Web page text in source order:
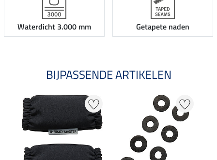
Waterdicht 3.000 mm Getapete naden
BIJPASSENDE ARTIKELEN